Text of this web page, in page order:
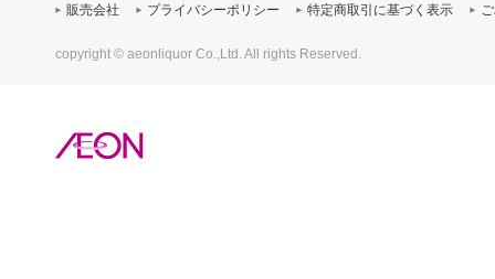
販売会社 プライバシーポリシー 特定商取引に基づく表示
copyright © aeonliquor Co.,Ltd. All rights Reserved.